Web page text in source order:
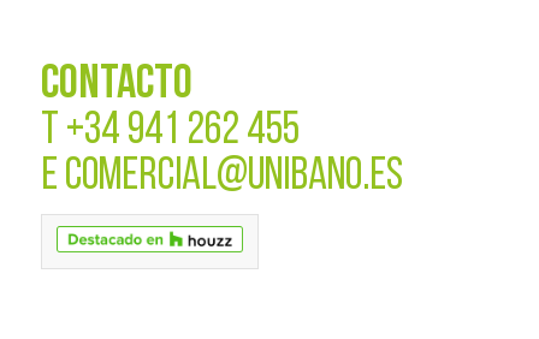
CONTACTO
T +34 941 262 455
E COMERCIAL@UNIBANO.ES